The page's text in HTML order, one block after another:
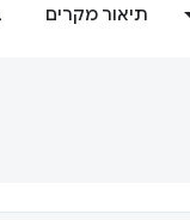
תיאור מקרים